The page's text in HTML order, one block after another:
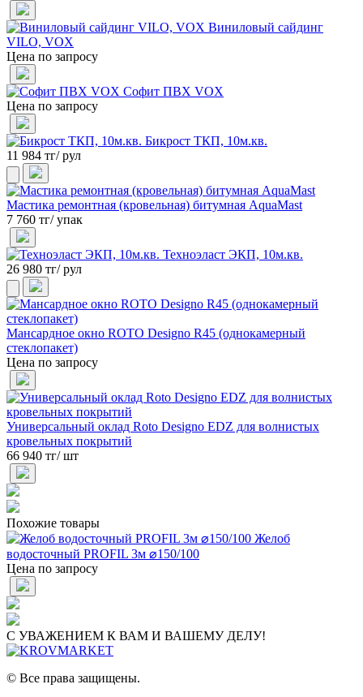
Виниловый сайдинг
VILO, VOX
Цена по запросу
Софит ПВХ VOX
Цена по запросу
Бикрост ТКП, 10м.кв.
11 984 тг/ рул
Мастика ремонтная (кровельная) битумная AquaMast
7 760 тг/ упак
Техноэласт ЭКП, 10м.кв.
26 980 тг/ рул
Мансардное окно ROTO Designo R45 (однокамерный
стеклопакет)
Цена по запросу
Универсальный оклад Roto Designo EDZ для волнистых
кровельных покрытий
66 940 тг/ шт
Похожие товары
Желоб
водосточный PROFIL 3м ⌀150/100
Цена по запросу
С УВАЖЕНИЕМ К ВАМ И ВАШЕМУ ДЕЛУ!
© Все права защищены.